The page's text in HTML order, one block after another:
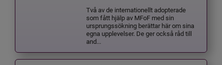
Två av de internationellt adopterade
som fått hjälp av MFoF med sin
ursprungssökning berättar här om sina
egna upplevelser. De ger också råd till
and...